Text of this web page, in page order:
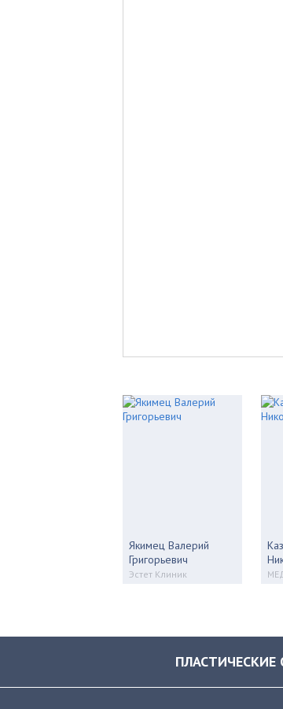
Якимец Валерий
Григорьевич
Эстет Клиник
ПЛАСТИЧЕСКИЕ